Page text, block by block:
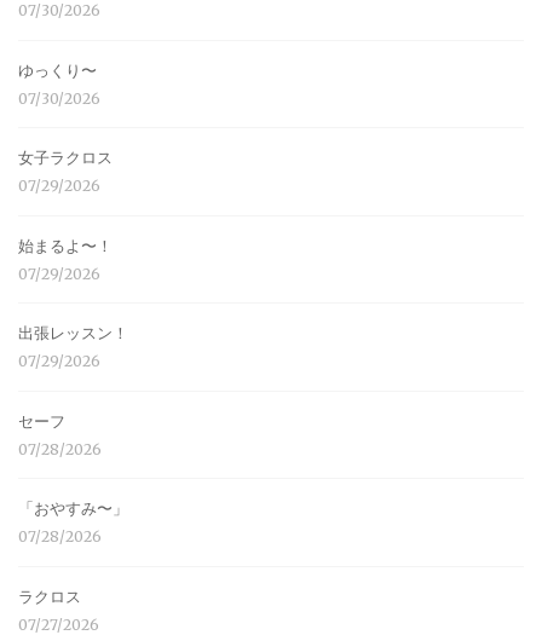
07/30/2026
ゆっくり〜
07/30/2026
女子ラクロス
07/29/2026
始まるよ〜！
07/29/2026
出張レッスン！
07/29/2026
セーフ
07/28/2026
「おやすみ〜」
07/28/2026
ラクロス
07/27/2026